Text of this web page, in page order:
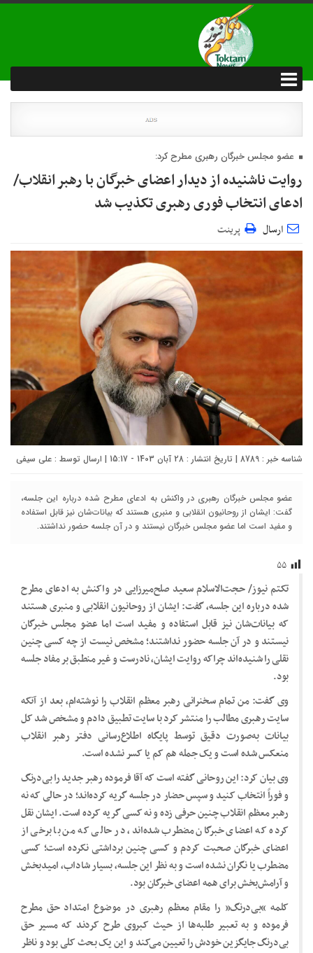
عضو مجلس خبرگان رهبری مطرح کرد:
روایت ناشنیده از دیدار اعضای خبرگان با رهبر انقلاب/
ادعای انتخاب فوری رهبری تکذیب شد
ارسال پرینت
شناسه خبر : 8789 | تاریخ انتشار : 28 آبان 1403 - 15:17 | ارسال توسط : علی سیفی
عضو مجلس خبرگان رهبری در واکنش به ادعای مطرح شده درباره این جلسه،
گفت: ایشان از روحانیون انقلابی و منبری هستند که بیانات‌شان نیز قابل استفاده
و مفید است اما عضو مجلس خبرگان نیستند و در آن جلسه حضور نداشتند.
۵۵
تکتم نیوز/ حجت‌الاسلام سعید صلح‌میرزایی در واکنش به ادعای مطرح
شده درباره این جلسه، گفت: ایشان از روحانیون انقلابی و منبری هستند
که بیانات‌شان نیز قابل استفاده و مفید است اما عضو مجلس خبرگان
نیستند و در آن جلسه حضور نداشتند؛ مشخص نیست از چه کسی چنین
نقلی را شنیده‌اند چراکه روایت ایشان، نادرست و غیر منطبق بر مفاد جلسه
بود.
وی گفت: من تمام سخنرانی رهبر معظم انقلاب را نوشته‌ام، بعد از آنکه
سایت رهبری مطالب را منتشر کرد با سایت تطبیق دادم و مشخص شد کل
بیانات به‌صورت دقیق توسط پایگاه اطلاع‌رسانی دفتر رهبر انقلاب
منعکس شده است و یک جمله هم کم یا کسر نشده است.
وی بیان کرد: این روحانی گفته است که آقا فرموده رهبر جدید را بی‌درنگ
و فوراً انتخاب کنید و سپس حضار در جلسه گریه‌ کرده‌اند؛ در حالی که نه
رهبر معظم انقلاب چنین حرفی زده و نه کسی گریه کرده است. ایشان نقل
کرده که اعضای خبرگان مضطرب شده‌اند، در حالی که من با برخی از
اعضای خبرگان صحبت کردم و کسی چنین برداشتی نکرده است؛ کسی
مضطرب یا نگران نشده است و به نظر این جلسه، بسیار شاداب، امیدبخش
و آرامش‌بخش برای همه اعضای خبرگان بود.
کلمه “بی‌درنگ” را مقام معظم رهبری در موضوع امتداد حق مطرح
فرموده و به تعبیر طلبه‌ها از حیث کبروی طرح کردند که مسیر حق
بی‌درنگ جایگزین خودش را تعیین می‌کند و این یک بحث کلی بود و ناظر